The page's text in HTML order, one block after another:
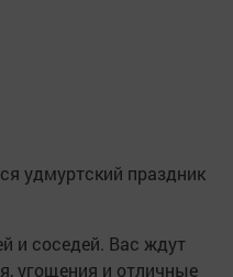
удмуртский праздник
и соседей. Вас ждут
угощения и отличные